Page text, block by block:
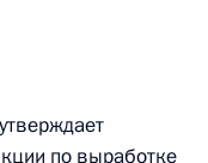
по выработке